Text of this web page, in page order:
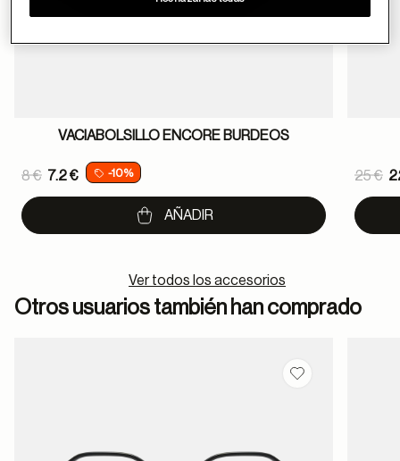
VACIABOLSILLO ENCORE BURDEOS
Price reduced from
8 €
to
7.2 € -10%
AÑADIR
25 €
to
Ver todos los accesorios
Otros usuarios también han comprado
Guardar en